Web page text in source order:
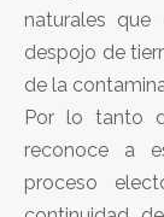
naturales que
despojo de
de la
Por lo tanto
reconoce a
proceso